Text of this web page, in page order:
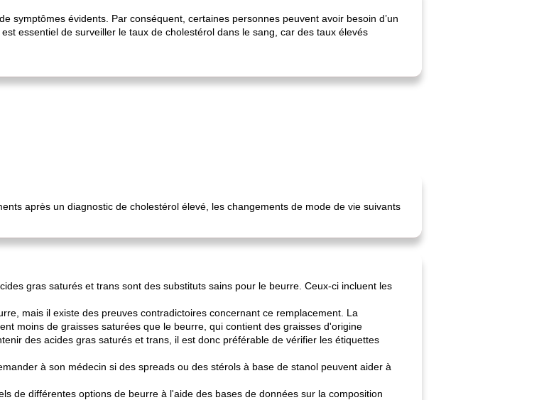
symptômes évidents. Par conséquent, certaines personnes peuvent avoir besoin d’un
essentiel de surveiller le taux de cholestérol dans le sang, car des taux élevés
après un diagnostic de cholestérol élevé, les changements de mode de vie suivants
gras saturés et trans sont des substituts sains pour le beurre. Ceux-ci incluent les
mais il existe des preuves contradictoires concernant ce remplacement. La
moins de graisses saturées que le beurre, qui contient des graisses d'origine
des acides gras saturés et trans, il est donc préférable de vérifier les étiquettes
à son médecin si des spreads ou des stérols à base de stanol peuvent aider à
de différentes options de beurre à l'aide des bases de données sur la composition